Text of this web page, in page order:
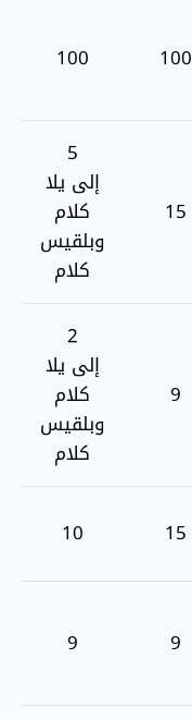
100 100
5
إلى يلا
كلام
وبلقيس
كلام
15
2
إلى يلا
كلام
وبلقيس
كلام
9
10 15
9 9